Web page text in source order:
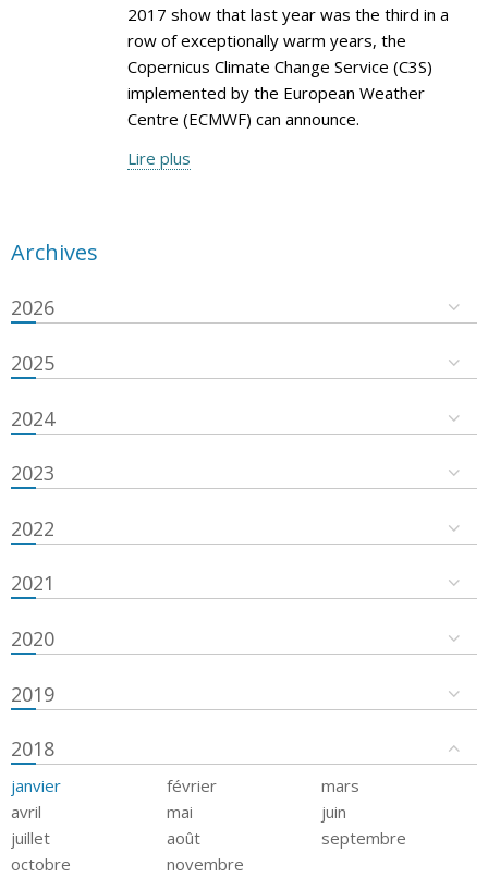
2017 show that last year was the third in a
row of exceptionally warm years, the
Copernicus Climate Change Service (C3S)
implemented by the European Weather
Centre (ECMWF) can announce.
Lire plus
Archives
2026
2025
2024
2023
2022
2021
2020
2019
2018
janvier février
mars
avril
mai
juin
juillet
août
septembre
octobre
novembre